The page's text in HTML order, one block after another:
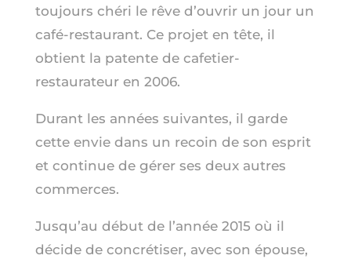
toujours chéri le rêve d’ouvrir un jour un
café-restaurant. Ce projet en tête, il
obtient la patente de cafetier-
restaurateur en 2006.
Durant les années suivantes, il garde
cette envie dans un recoin de son esprit
et continue de gérer ses deux autres
commerces.
Jusqu’au début de l’année 2015 où il
décide de concrétiser, avec son épouse,